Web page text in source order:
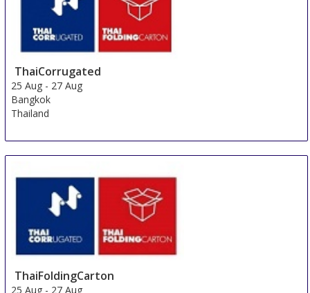
ThaiCorrugated
25 Aug - 27 Aug
Bangkok
Thailand
ThaiFoldingCarton
25 Aug - 27 Aug